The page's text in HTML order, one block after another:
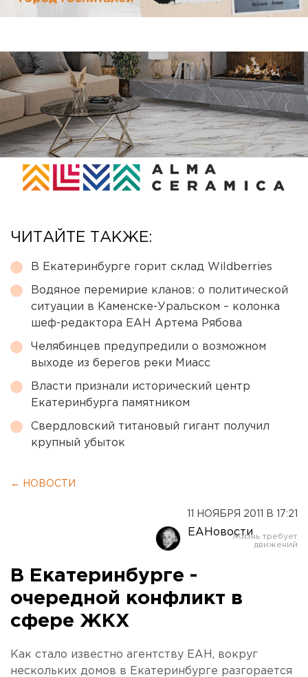
ЧИТАЙТЕ ТАКЖЕ:
В Екатеринбурге горит склад Wildberries
Водяное перемирие кланов: о политической
ситуации в Каменске-Уральском – колонка
шеф-редактора ЕАН Артема Рябова
Челябинцев предупредили о возможном
выходе из берегов реки Миасс
Власти признали исторический центр
Екатеринбурга памятником
Свердловский титановый гигант получил
крупный убыток
← НОВОСТИ
11 НОЯБРЯ 2011 В 17:21
ЕАНовости
В Екатеринбурге -
очередной конфликт в
сфере ЖКХ
Как стало известно агентству ЕАН, вокруг
нескольких домов в Екатеринбурге разгорается